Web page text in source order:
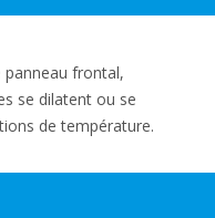
panneau frontal,
se dilatent ou se
de température.